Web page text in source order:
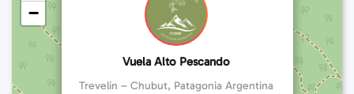
Vuela Alto Pescando
Trevelin – Chubut, Patagonia Argentina
−